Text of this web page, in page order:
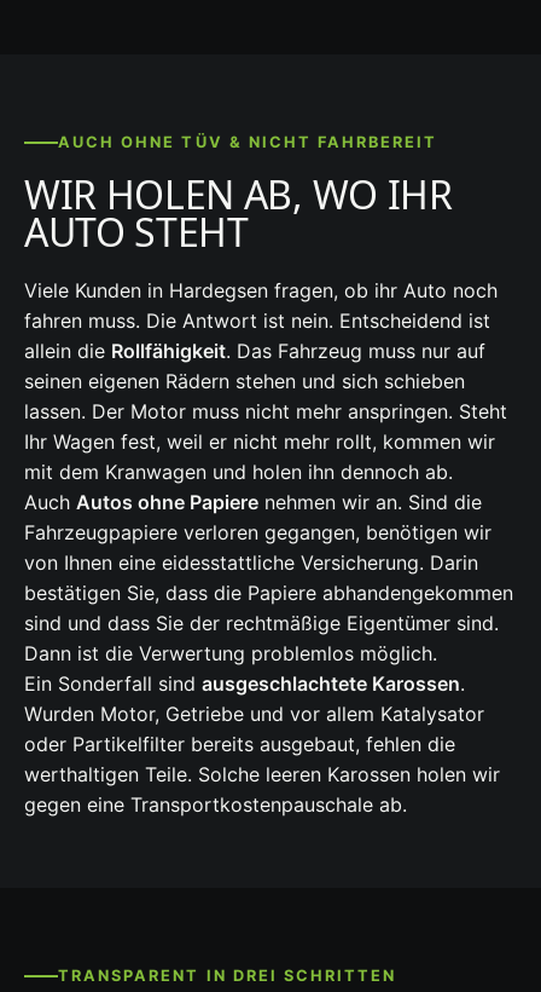
AUCH OHNE TÜV & NICHT FAHRBEREIT
WIR HOLEN AB, WO IHR
AUTO STEHT
Viele Kunden in Hardegsen fragen, ob ihr Auto noch
fahren muss. Die Antwort ist nein. Entscheidend ist
allein die Rollfähigkeit. Das Fahrzeug muss nur auf
seinen eigenen Rädern stehen und sich schieben
lassen. Der Motor muss nicht mehr anspringen. Steht
Ihr Wagen fest, weil er nicht mehr rollt, kommen wir
mit dem Kranwagen und holen ihn dennoch ab.
Auch Autos ohne Papiere nehmen wir an. Sind die
Fahrzeugpapiere verloren gegangen, benötigen wir
von Ihnen eine eidesstattliche Versicherung. Darin
bestätigen Sie, dass die Papiere abhandengekommen
sind und dass Sie der rechtmäßige Eigentümer sind.
Dann ist die Verwertung problemlos möglich.
Ein Sonderfall sind ausgeschlachtete Karossen.
Wurden Motor, Getriebe und vor allem Katalysator
oder Partikelfilter bereits ausgebaut, fehlen die
werthaltigen Teile. Solche leeren Karossen holen wir
gegen eine Transportkostenpauschale ab.
TRANSPARENT IN DREI SCHRITTEN